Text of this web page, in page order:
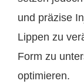
und präzise
Lippen zu
Form zu
optimieren.